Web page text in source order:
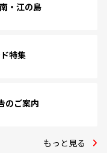
・江の島
特集
のご案内
もっと見る